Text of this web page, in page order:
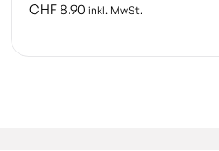
CHF 8.90 inkl. MwSt.